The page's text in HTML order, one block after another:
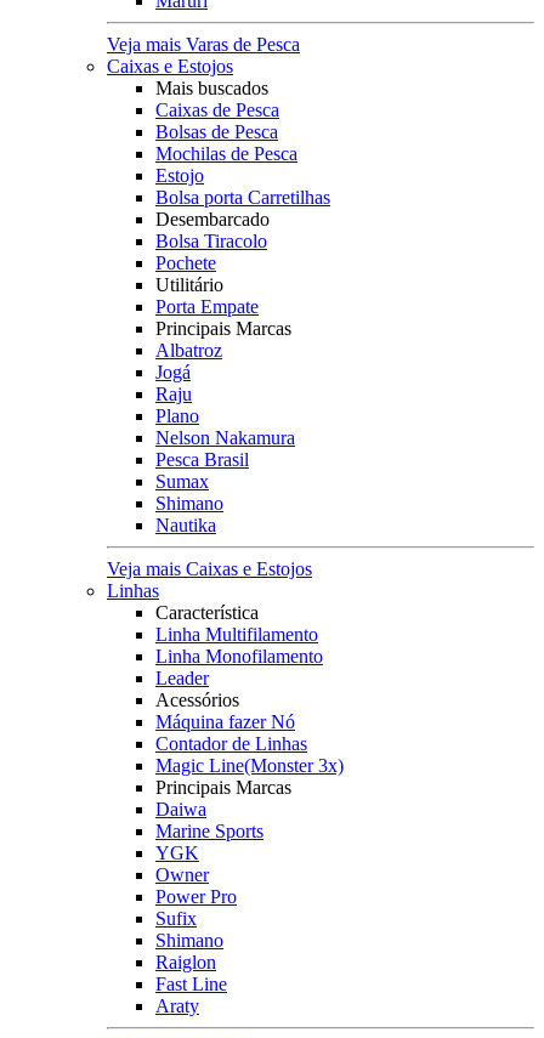
Veja mais Varas de Pesca
Caixas e Estojos
Mais buscados
Caixas de Pesca
Bolsas de Pesca
Mochilas de Pesca
Estojo
Bolsa porta Carretilhas
Desembarcado
Bolsa Tiracolo
Pochete
Utilitário
Porta Empate
Principais Marcas
Albatroz
Jogá
Raju
Plano
Nelson Nakamura
Pesca Brasil
Sumax
Shimano
Nautika
Veja mais Caixas e Estojos
Linhas
Característica
Linha Multifilamento
Linha Monofilamento
Leader
Acessórios
Máquina fazer Nó
Contador de Linhas
Magic Line(Monster 3x)
Principais Marcas
Daiwa
Marine Sports
YGK
Owner
Power Pro
Sufix
Shimano
Raiglon
Fast Line
Araty